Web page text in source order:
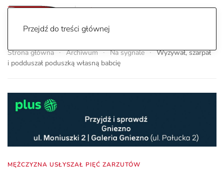
Przejdź do treści głównej
Strona główna Archiwum Na sygnale
Wyzywał, szarpał
i podduszał poduszką własną babcię
MĘŻCZYZNA USŁYSZAŁ PIĘĆ ZARZUTÓW